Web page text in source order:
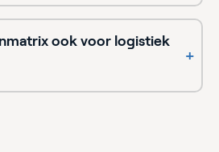
ook voor logistiek
+